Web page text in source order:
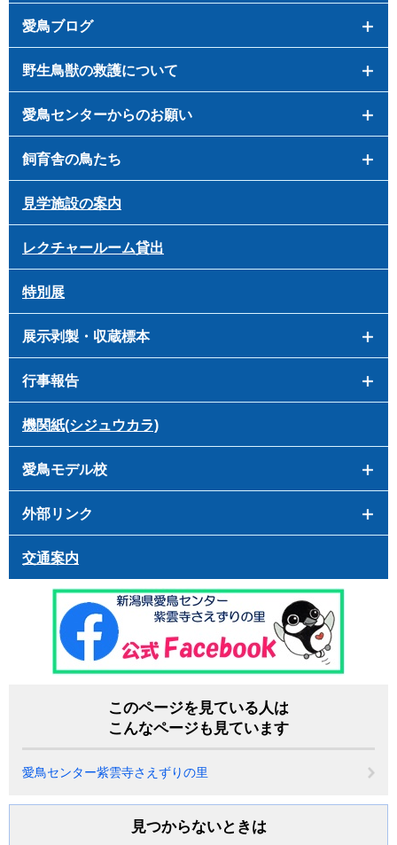
愛鳥ブログ
野生鳥獣の救護について
愛鳥センターからのお願い
飼育舎の鳥たち
見学施設の案内
レクチャールーム貸出
特別展
展示剥製・収蔵標本
行事報告
機関紙(シジュウカラ)
愛鳥モデル校
外部リンク
交通案内
このページを見ている人は
こんなページも見ています
愛鳥センター紫雲寺さえずりの里
見つからないときは